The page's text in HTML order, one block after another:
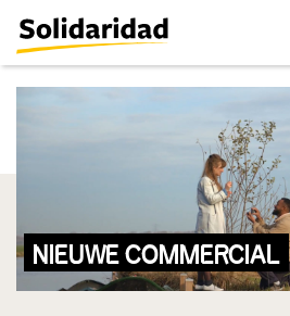
NIEUWE COMMERCIAL